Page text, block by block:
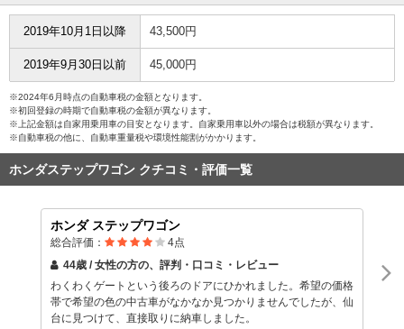
2019年10月1日以降 43,500円
2019年9月30日以前 45,000円
※2024年6月時点の自動車税の金額となります。
※初回登録の時期で自動車税の金額が異なります。
※上記金額は自家用乗用車の目安となります。自家乗用車以外の場合は税額が異なります。
※自動車税の他に、自動車重量税や環境性能割がかかります。
ホンダステップワゴン クチコミ・評価一覧
ホンダ ステップワゴン
総合評価： 4点
44歳 / 女性の方の、評判・口コミ・レビュー
わくわくゲートという後ろのドアにひかれました。希望の価格
帯で希望の色の中古車がなかなか見つかりませんでしたが、仙
台に見つけて、直接取りに納車しました。